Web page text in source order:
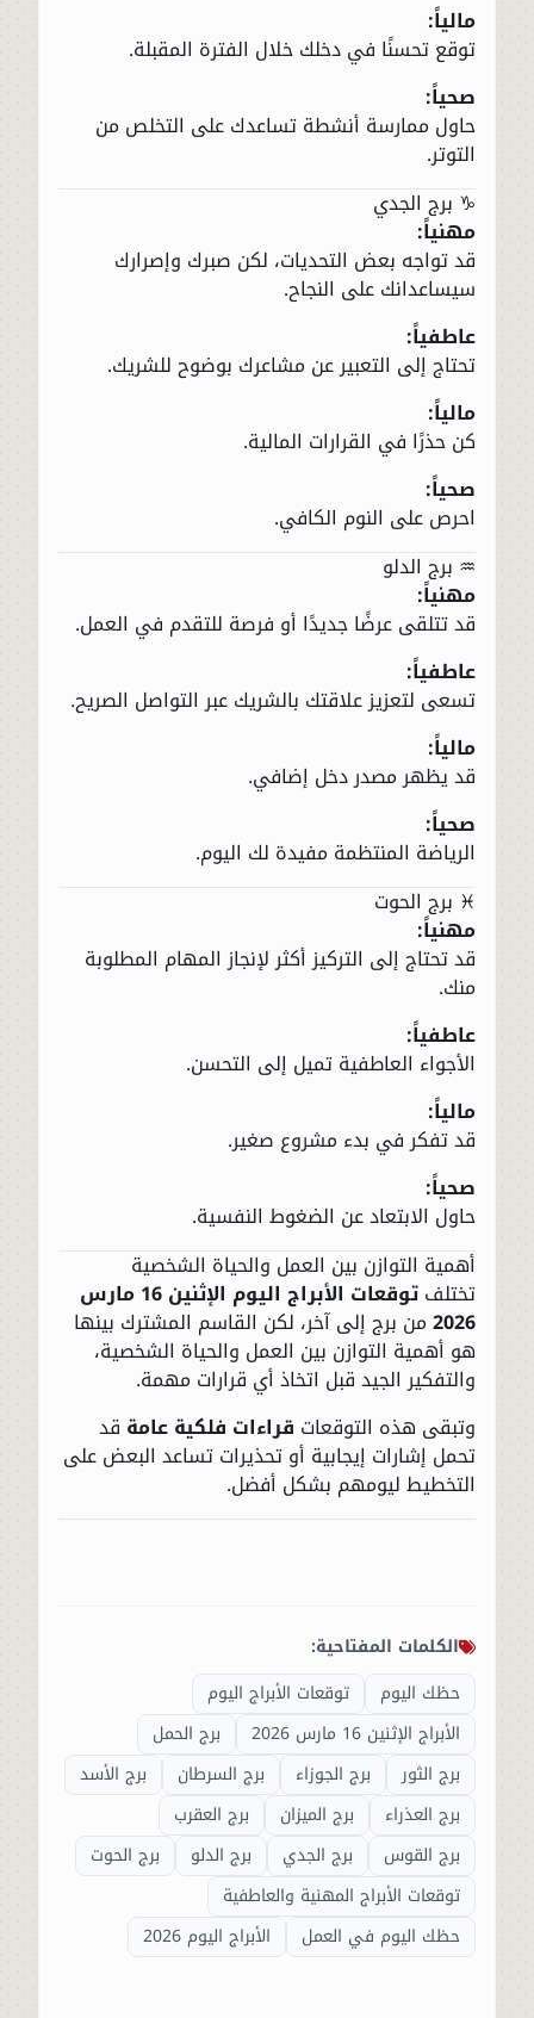
مالياً:
توقع تحسنًا في دخلك خلال الفترة المقبلة.
صحياً:
حاول ممارسة أنشطة تساعدك على التخلص من
التوتر.
♑ برج الجدي
مهنياً:
قد تواجه بعض التحديات، لكن صبرك وإصرارك
سيساعدانك على النجاح.
عاطفياً:
تحتاج إلى التعبير عن مشاعرك بوضوح للشريك.
مالياً:
كن حذرًا في القرارات المالية.
صحياً:
احرص على النوم الكافي.
♒ برج الدلو
مهنياً:
قد تتلقى عرضًا جديدًا أو فرصة للتقدم في العمل.
عاطفياً:
تسعى لتعزيز علاقتك بالشريك عبر التواصل الصريح.
مالياً:
قد يظهر مصدر دخل إضافي.
صحياً:
الرياضة المنتظمة مفيدة لك اليوم.
♓ برج الحوت
مهنياً:
قد تحتاج إلى التركيز أكثر لإنجاز المهام المطلوبة
منك.
عاطفياً:
الأجواء العاطفية تميل إلى التحسن.
مالياً:
قد تفكر في بدء مشروع صغير.
صحياً:
حاول الابتعاد عن الضغوط النفسية.
أهمية التوازن بين العمل والحياة الشخصية
تختلف توقعات الأبراج اليوم الإثنين 16 مارس
2026من برج إلى آخر، لكن القاسم المشترك بينها
هو أهمية التوازن بين العمل والحياة الشخصية،
والتفكير الجيد قبل اتخاذ أي قرارات مهمة.
وتبقى هذه التوقعات قراءات فلكية عامة قد
تحمل إشارات إيجابية أو تحذيرات تساعد البعض على
التخطيط ليومهم بشكل أفضل.
الكلمات المفتاحية:
حظك اليوم
توقعات الأبراج اليوم
الأبراج الإثنين 16 مارس 2026
برج الحمل
برج الثور
برج الجوزاء برج السرطان
برج الأسد
برج العذراء
برج الميزان
برج العقرب
برج القوس
برج الجدي برج الدلو
برج الحوت
توقعات الأبراج المهنية والعاطفية
حظك اليوم في العمل
الأبراج اليوم 2026